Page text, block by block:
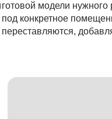
готовой модели
под конкретное
переставляются,